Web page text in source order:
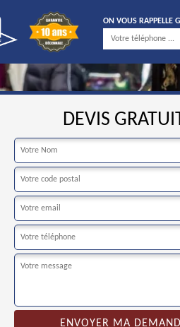
ON VOUS RAPPELLE
DEVIS GRATUIT